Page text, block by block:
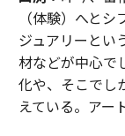
（体験）へと
ジュアリーとい
材などが中心で
化や、そこでし
えている。アー